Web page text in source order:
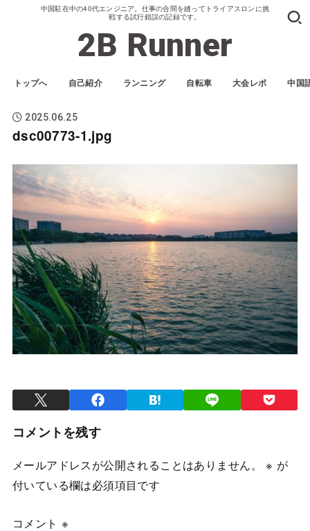
中国駐在中の40代エンジニア。仕事の合間を縫ってトライアスロンに挑
戦する試行錯誤の記録です。
2B Runner
トップへ 自己紹介 ランニング 自転車 大会レポ 中国
2025.06.25
dsc00773-1.jpg
コメントを残す
メールアドレスが公開されることはありません。 ※ が
付いている欄は必須項目です
コメント ※